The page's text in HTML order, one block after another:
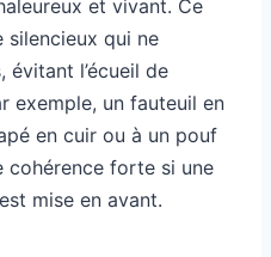
et vivant. Ce
silencieux qui ne
l’écueil de
exemple, un fauteuil en
en cuir ou à un pouf
cohérence forte si une
mise en avant.